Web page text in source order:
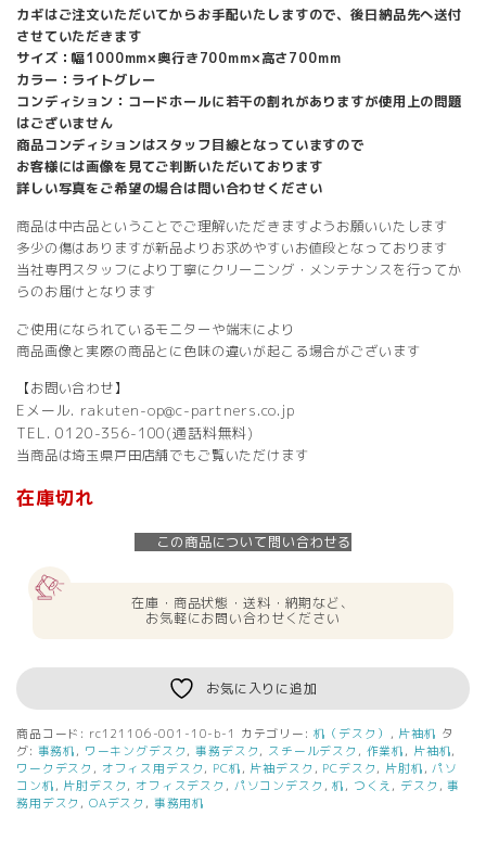
カギはご注文いただいてからお手配いたしますので、後日納品先へ送付
させていただきます
サイズ：幅1000mm×奥行き700mm×高さ700mm
カラー：ライトグレー
コンディション：コードホールに若干の割れがありますが使用上の問題
はございません
商品コンディションはスタッフ目線となっていますので
お客様には画像を見てご判断いただいております
詳しい写真をご希望の場合は問い合わせください
商品は中古品ということでご理解いただきますようお願いいたします
多少の傷はありますが新品よりお求めやすいお値段となっております
当社専門スタッフにより丁寧にクリーニング・メンテナンスを行ってか
らのお届けとなります
ご使用になられているモニターや端末により
商品画像と実際の商品とに色味の違いが起こる場合がございます
【お問い合わせ】
Eメール. rakuten-op@c-partners.co.jp
TEL. 0120-356-100(通話料無料)
当商品は埼玉県戸田店舗でもご覧いただけます
在庫切れ
この商品について問い合わせる
在庫・商品状態・送料・納期など、
お気軽にお問い合わせください
お気に入りに追加
商品コード: rc121106-001-10-b-1 カテゴリー: 机（デスク） , 片袖机 タ
グ: 事務机 , ワーキングデスク ,事務デスク , スチールデスク , 作業机 , 片袖机,
ワークデスク , オフィス用デスク , PC机 , 片袖デスク , PCデスク , 片肘机 , パソ
コン机 , 片肘デスク , オフィスデスク , パソコンデスク ,机 , つくえ , デスク ,事
務用デスク , OAデスク , 事務用机